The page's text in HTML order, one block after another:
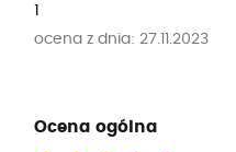
1
ocena z dnia: 27.11.2023
Ocena ogólna